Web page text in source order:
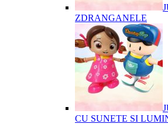
ZDRANGANELE
CU SUNETE SI